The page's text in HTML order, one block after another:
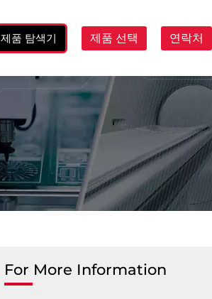
제품 탐색기 제품 선택 연락처
For More Information